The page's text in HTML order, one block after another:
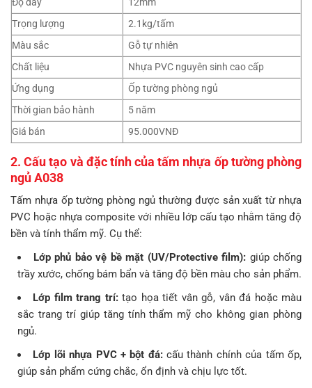
Độ dày
12mm
Trọng lượng
2.1kg/tấm
Màu sắc
Gỗ tự nhiên
Chất liệu
Nhựa PVC nguyên sinh cao cấp
Ứng dụng
Ốp tường phòng ngủ
Thời gian bảo hành
5 năm
Giá bán
95.000VNĐ
2. Cấu tạo và đặc tính của tấm nhựa ốp tường phòng
ngủ A038
Tấm nhựa ốp tường phòng ngủ thường được sản xuất từ nhựa
PVC hoặc nhựa composite với nhiều lớp cấu tạo nhằm tăng độ
bền và tính thẩm mỹ. Cụ thể:
Lớp phủ bảo vệ bề mặt (UV/Protective film): giúp chống
trầy xước, chống bám bẩn và tăng độ bền màu cho sản phẩm.
Lớp film trang trí:tạo họa tiết vân gỗ, vân đá hoặc màu
sắc trang trí giúp tăng tính thẩm mỹ cho không gian phòng
ngủ.
Lớp lõi nhựa PVC + bột đá:cấu thành chính của tấm ốp,
giúp sản phẩm cứng chắc, ổn định và chịu lực tốt.